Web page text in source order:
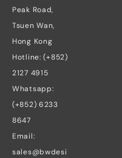
Peak Road,
Tsuen Wan,
Hong Kong
Hotline: (+852)
2127 4915
Whatsapp:
(+852) 6233
8647
Email:
sales@bwdesi